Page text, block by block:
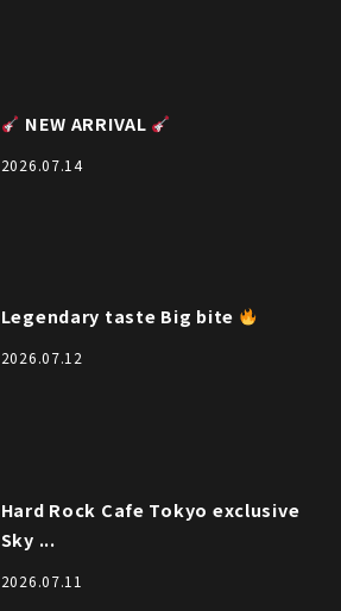
NEW ARRIVAL
2026.07.14
Legendary taste Big bite
2026.07.12
Hard Rock Cafe Tokyo exclusive
Sky ...
2026.07.11